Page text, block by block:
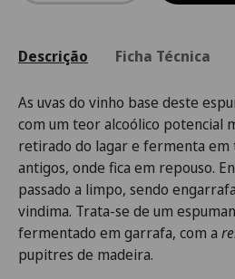
Descrição Ficha Técnica
As uvas do vinho base deste
com um teor alcoólico potencial
retirado do lagar e fermenta em
antigos, onde fica em repouso.
passado a limpo, sendo
vindima. Trata-se de um
fermentado em garrafa, com a
pupitres de madeira.